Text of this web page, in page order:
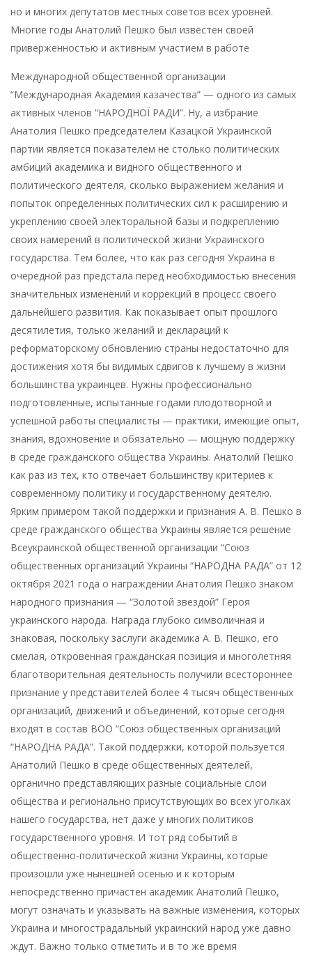
но и многих депутатов местных советов всех уровней.
Многие годы Анатолий Пешко был известен своей
приверженностью и активным участием в работе
Международной общественной организации
“Международная Академия казачества” — одного из самых
активных членов “НАРОДНОЇ РАДИ”. Ну, а избрание
Анатолия Пешко председателем Казацкой Украинской
партии является показателем не столько политических
амбиций академика и видного общественного и
политического деятеля, сколько выражением желания и
попыток определенных политических сил к расширению и
укреплению своей электоральной базы и подкреплению
своих намерений в политической жизни Украинского
государства. Тем более, что как раз сегодня Украина в
очередной раз предстала перед необходимостью внесения
значительных изменений и коррекций в процесс своего
дальнейшего развития. Как показывает опыт прошлого
десятилетия, только желаний и деклараций к
реформаторскому обновлению страны недостаточно для
достижения хотя бы видимых сдвигов к лучшему в жизни
большинства украинцев. Нужны профессионально
подготовленные, испытанные годами плодотворной и
успешной работы специалисты — практики, имеющие опыт,
знания, вдохновение и обязательно — мощную поддержку
в среде гражданского общества Украины. Анатолий Пешко
как раз из тех, кто отвечает большинству критериев к
современному политику и государственному деятелю.
Ярким примером такой поддержки и признания А. В. Пешко в
среде гражданского общества Украины является решение
Всеукраинской общественной организации “Союз
общественных организаций Украины “НАРОДНА РАДА” от 12
октября 2021 года о награждении Анатолия Пешко знаком
народного признания — “Золотой звездой” Героя
украинского народа. Награда глубоко символичная и
знаковая, поскольку заслуги академика А. В. Пешко, его
смелая, откровенная гражданская позиция и многолетняя
благотворительная деятельность получили всестороннее
признание у представителей более 4 тысяч общественных
организаций, движений и объединений, которые сегодня
входят в состав ВОО “Союз общественных организаций
“НАРОДНА РАДА”. Такой поддержки, которой пользуется
Анатолий Пешко в среде общественных деятелей,
органично представляющих разные социальные слои
общества и регионально присутствующих во всех уголках
нашего государства, нет даже у многих политиков
государственного уровня. И тот ряд событий в
общественно-политической жизни Украины, которые
произошли уже нынешней осенью и к которым
непосредственно причастен академик Анатолий Пешко,
могут означать и указывать на важные изменения, которых
Украина и многострадальный украинский народ уже давно
ждут. Важно только отметить и в то же время